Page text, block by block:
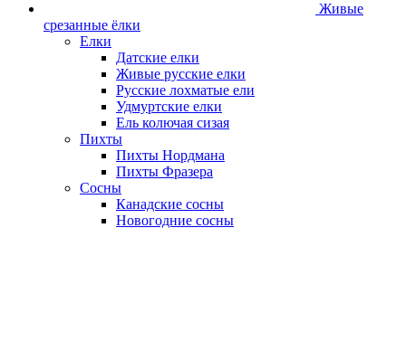
Живые
срезанные ёлки
Елки
Датские елки
Живые русские елки
Русские лохматые ели
Удмуртские елки
Ель колючая сизая
Пихты
Пихты Нордмана
Пихты Фразера
Сосны
Канадские сосны
Новогодние сосны